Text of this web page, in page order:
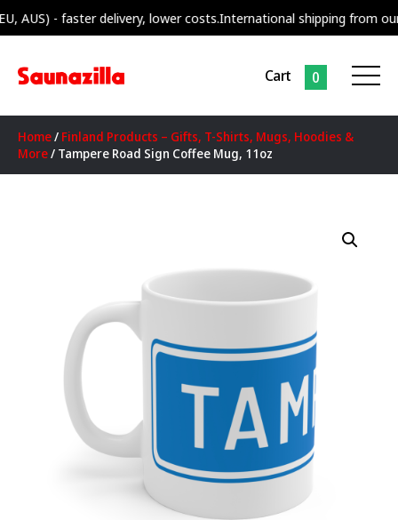
- faster delivery, lower costs.International shipping from our
Cart 0
Home/ Finland Products – Gifts, T-Shirts, Mugs, Hoodies &
More/ Tampere Road Sign Coffee Mug, 11oz